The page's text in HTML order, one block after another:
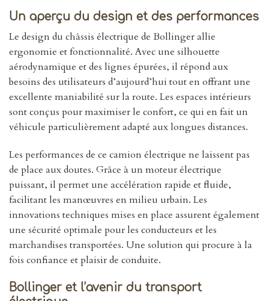
Un aperçu du design et des performances
Le design du châssis électrique de Bollinger allie
ergonomie et fonctionnalité. Avec une silhouette
aérodynamique et des lignes épurées, il répond aux
besoins des utilisateurs d’aujourd’hui tout en offrant une
excellente maniabilité sur la route. Les espaces intérieurs
sont conçus pour maximiser le confort, ce qui en fait un
véhicule particulièrement adapté aux longues distances.
Les performances de ce camion électrique ne laissent pas
de place aux doutes. Grâce à un moteur électrique
puissant, il permet une accélération rapide et fluide,
facilitant les manœuvres en milieu urbain. Les
innovations techniques mises en place assurent également
une sécurité optimale pour les conducteurs et les
marchandises transportées. Une solution qui procure à la
fois confiance et plaisir de conduite.
Bollinger et l’avenir du transport